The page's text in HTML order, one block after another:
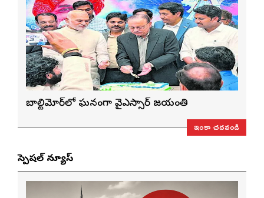
బాల్టిమోర్‌లో ఘనంగా వైఎస్సార్‌ జయంతి
ఇంకా చదవండి
స్పెషల్ న్యూస్